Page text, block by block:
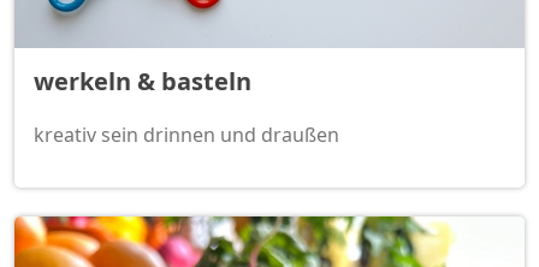
werkeln & basteln
kreativ sein drinnen und draußen